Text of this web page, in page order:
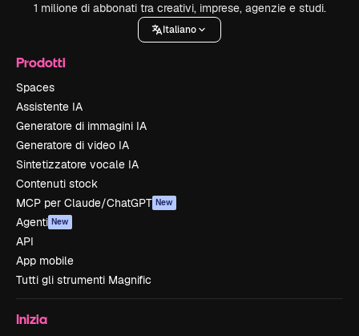
1 milione di abbonati tra creativi, imprese, agenzie e studi.
Italiano
Prodotti
Spaces
Assistente IA
Generatore di immagini IA
Generatore di video IA
Sintetizzatore vocale IA
Contenuti stock
MCP per Claude/ChatGPT New
Agenti New
API
App mobile
Tutti gli strumenti Magnific
Inizia